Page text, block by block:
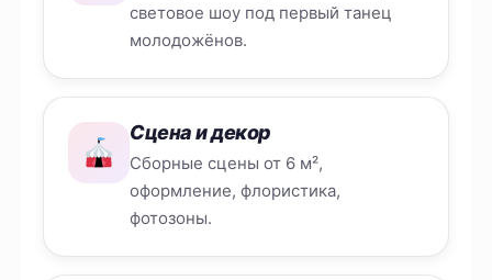
световое шоу под первый танец
молодожёнов.
Сцена и декор
Сборные сцены от 6 м²,
оформление, флористика,
фотозоны.